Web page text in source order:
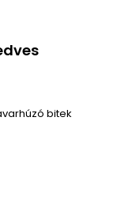
bitek